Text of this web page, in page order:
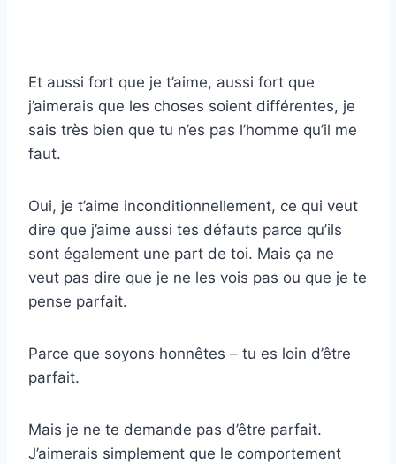
Et aussi fort que je t’aime, aussi fort que
j’aimerais que les choses soient différentes, je
sais très bien que tu n’es pas l’homme qu’il me
faut.
Oui, je t’aime inconditionnellement, ce qui veut
dire que j’aime aussi tes défauts parce qu’ils
sont également une part de toi. Mais ça ne
veut pas dire que je ne les vois pas ou que je te
pense parfait.
Parce que soyons honnêtes – tu es loin d’être
parfait.
Mais je ne te demande pas d’être parfait.
J’aimerais simplement que le comportement